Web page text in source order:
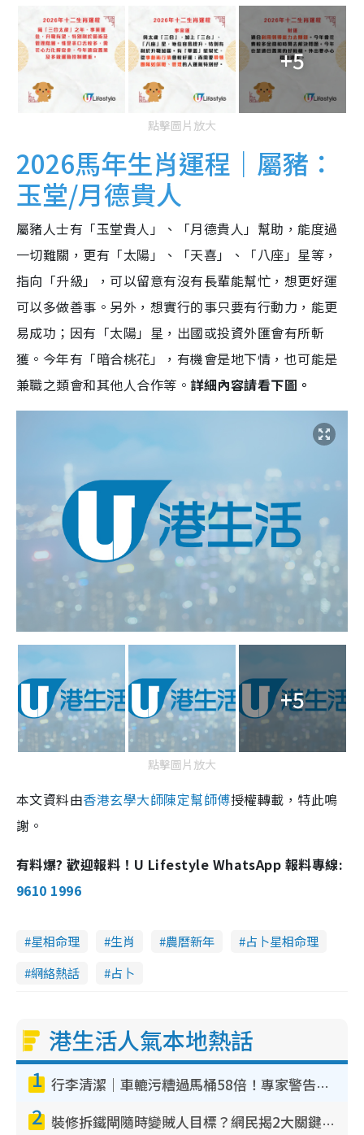
+5
點擊圖片放大
2026馬年生肖運程｜屬豬：
玉堂/月德貴人
屬豬人士有「玉堂貴人」、「月德貴人」幫助，能度過
一切難關，更有「太陽」、「天喜」、「八座」星等，
指向「升級」，可以留意有沒有長輩能幫忙，想更好運
可以多做善事。另外，想實行的事只要有行動力，能更
易成功；因有「太陽」星，出國或投資外匯會有所斬
獲。今年有「暗合桃花」，有機會是地下情，也可能是
兼職之類會和其他人合作等。 詳細內容請看下圖。
+5
點擊圖片放大
本文資料由香港玄學大師陳定幫師傅授權轉載，特此鳴
謝。
有料爆? 歡迎報料！U Lifestyle WhatsApp 報料專線:
9610 1996
星相命理 生肖 農曆新年
占卜星相命理
網絡熱話
占卜
港生活人氣本地熱話
1 行李清潔｜車轆污糟過馬桶58倍！專家警告忌用酒精抹 教1招免污手除菌
2 裝修拆鐵閘隨時變賊人目標？網民揭2大關鍵用途：裝新式等於白裝？附新舊鐵閘分別